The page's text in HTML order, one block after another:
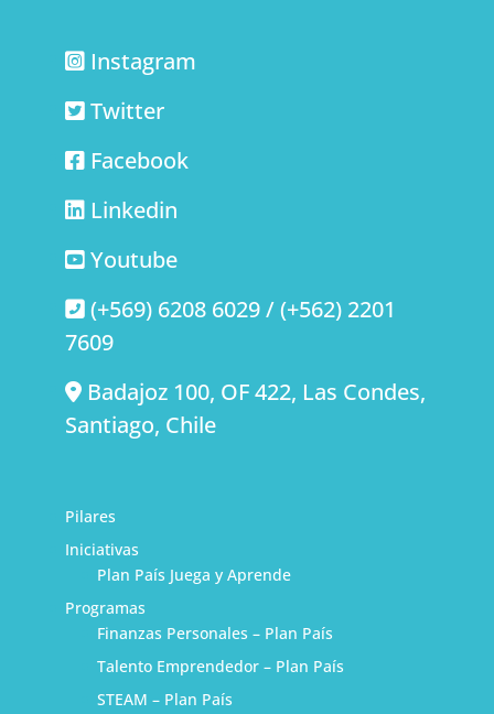
Instagram
Twitter
Facebook
Linkedin
Youtube
(+569) 6208 6029 / (+562) 2201
7609
Badajoz 100, OF 422, Las Condes,
Santiago, Chile
Pilares
Iniciativas
Plan País Juega y Aprende
Programas
Finanzas Personales – Plan País
Talento Emprendedor – Plan País
STEAM – Plan País